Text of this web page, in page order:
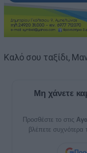
Καλό σου ταξίδι,
Μη χάνετε
Προσθέστε το στις
βλέπετε συχνότερα